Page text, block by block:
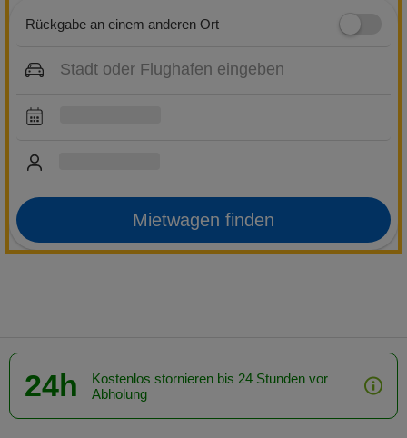
Rückgabe an einem anderen Ort
Mietwagen finden
24h
Kostenlos stornieren bis 24 Stunden vor
Abholung